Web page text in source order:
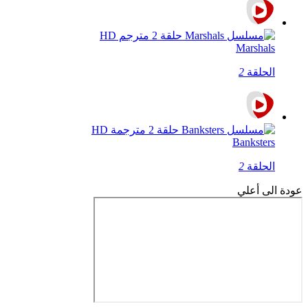
Marshals
الحلقة 2
Banksters
الحلقة 2
عودة الى أعلي